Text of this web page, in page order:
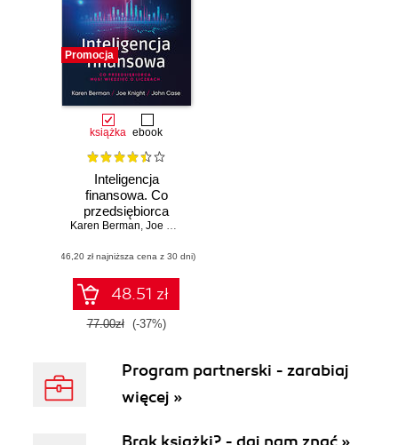
Promocja
książka ebook
Inteligencja
finansowa. Co
przedsiębiorca
musi wiedzieć o
Karen Berman, Joe Knight
(46,20 zł najniższa cena z 30 dni)
48.51 zł
77.00zł (-37%)
Program partnerski - zarabiaj
więcej »